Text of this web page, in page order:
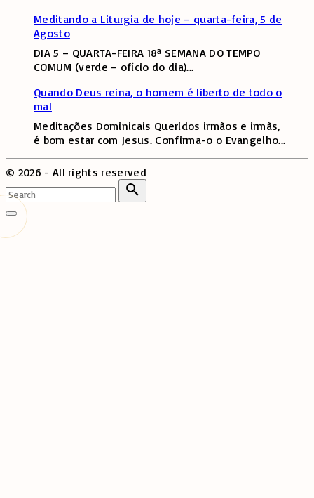
Meditando a Liturgia de hoje – quarta-feira, 5 de
Agosto
DIA 5 – QUARTA-FEIRA 18ª SEMANA DO TEMPO
COMUM (verde – ofício do dia)...
Quando Deus reina, o homem é liberto de todo o
mal
Meditações Dominicais Queridos irmãos e irmãs,
é bom estar com Jesus. Confirma-o o Evangelho...
© 2026 - All rights reserved
Search
Search
for:
Go
to
top